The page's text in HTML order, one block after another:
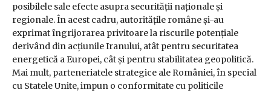
posibilele sale efecte asupra securității naționale și
regionale. În acest cadru, autoritățile române și-au
exprimat îngrijorarea privitoare la riscurile potențiale
derivând din acțiunile Iranului, atât pentru securitatea
energetică a Europei, cât și pentru stabilitatea geopolitică.
Mai mult, parteneriatele strategice ale României, în special
cu Statele Unite, impun o conformitate cu politicile